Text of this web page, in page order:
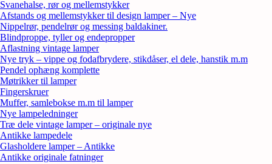
Svanehalse, rør og mellemstykker
Afstands og mellemstykker til design lamper – Nye
Nippelrør, pendelrør og messing baldakiner.
Blindproppe, tyller og endepropper
Aflastning vintage lamper
Nye tryk – vippe og fodafbrydere, stikdåser, el dele, hanstik m.m
Pendel ophæng komplette
Møtrikker til lamper
Fingerskruer
Muffer, samlebokse m.m til lamper
Nye lampeledninger
Træ dele vintage lamper – originale nye
Antikke lampedele
Glasholdere lamper – Antikke
Antikke originale fatninger